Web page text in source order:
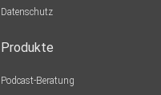
Datenschutz
Produkte
Podcast-Beratung